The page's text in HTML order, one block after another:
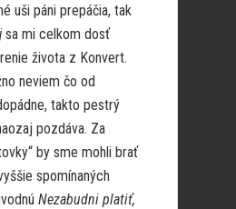
uši páni prepáčia, tak
sa mi celkom dosť
života z Konvert.
neviem čo od
takto pestrý
pozdáva. Za
by sme mohli brať
spomínaných
Nezabudni platiť,